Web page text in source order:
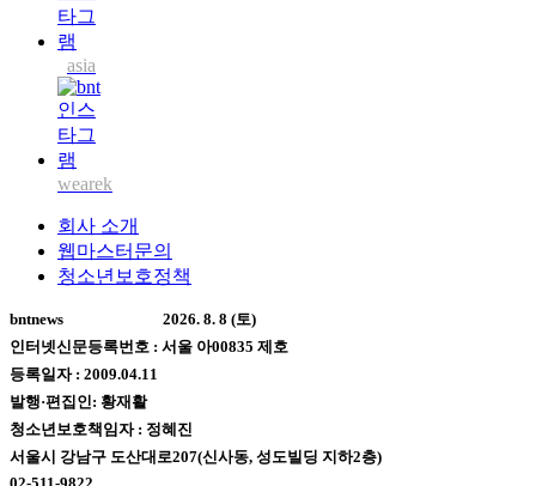
asia
wearek
회사 소개
웹마스터문의
청소년보호정책
bntnews
2026. 8. 8 (토)
인터넷신문등록번호 : 서울 아00835 제호
등록일자 : 2009.04.11
발행·편집인: 황재활
청소년보호책임자 : 정혜진
서울시 강남구 도산대로207(신사동, 성도빌딩 지하2층)